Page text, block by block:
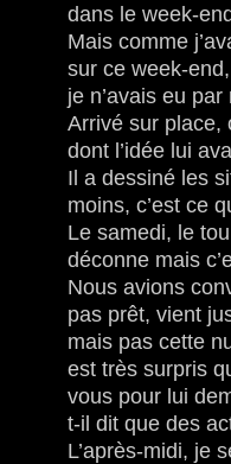
dans le week-
Mais comme
sur ce week-
je n’avais eu
Arrivé sur place,
dont l’idée lui
Il a dessiné les
moins, c’est ce
Le samedi, le
déconne mais
Nous avions
pas prêt, vient
mais pas cette
est très surpris
vous pour lui
t-il dit que des
L’après-midi, je